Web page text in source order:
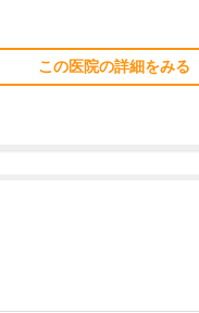
この医院の詳細をみる